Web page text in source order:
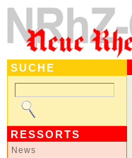
SUCHE
RESSORTS
News